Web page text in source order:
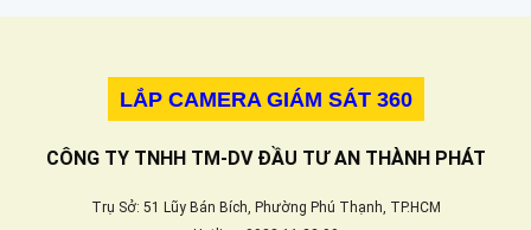
LẮP CAMERA GIÁM SÁT 360
CÔNG TY TNHH TM-DV ĐẦU TƯ AN THÀNH PHÁT
Trụ Sở: 51 Lũy Bán Bích, Phường Phú Thạnh, TP.HCM